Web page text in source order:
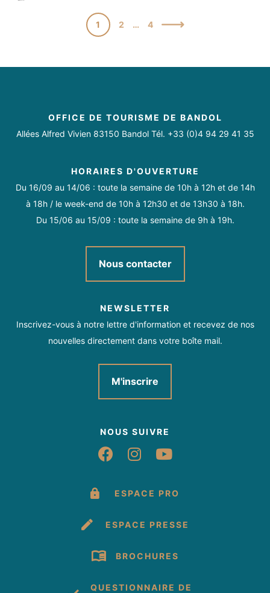
1 2 … 4
OFFICE DE TOURISME DE BANDOL
Allées Alfred Vivien 83150 Bandol Tél. +33 (0)4 94 29 41 35
HORAIRES D'OUVERTURE
Du 16/09 au 14/06 : toute la semaine de 10h à 12h et de 14h
à 18h / le week-end de 10h à 12h30 et de 13h30 à 18h.
Du 15/06 au 15/09 : toute la semaine de 9h à 19h.
Nous contacter
NEWSLETTER
Inscrivez-vous à notre lettre d'information et recevez de nos
nouvelles directement dans votre boîte mail.
M'inscrire
NOUS SUIVRE
Suivez-nous sur
Suivez-nous sur
Suivez-nous
ESPACE PRO
ESPACE PRESSE
BROCHURES
QUESTIONNAIRE DE